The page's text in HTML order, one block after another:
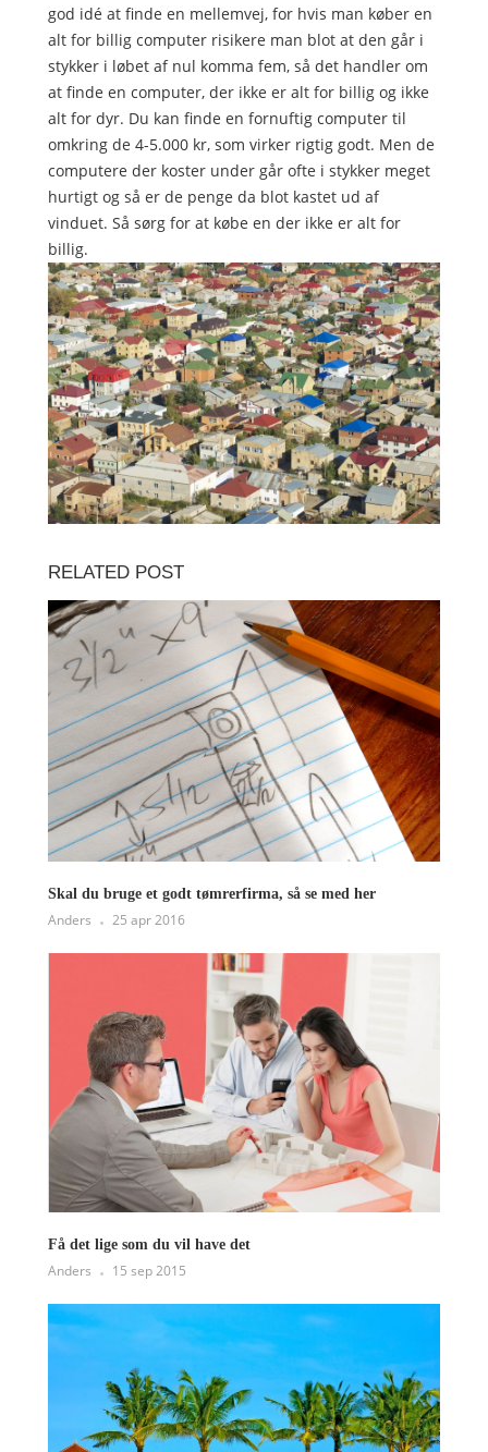
god idé at finde en mellemvej, for hvis man køber en
alt for billig computer risikere man blot at den går i
stykker i løbet af nul komma fem, så det handler om
at finde en computer, der ikke er alt for billig og ikke
alt for dyr. Du kan finde en fornuftig computer til
omkring de 4-5.000 kr, som virker rigtig godt. Men de
computere der koster under går ofte i stykker meget
hurtigt og så er de penge da blot kastet ud af
vinduet. Så sørg for at købe en der ikke er alt for
billig.
RELATED POST
Skal du bruge et godt tømrerfirma, så se med her
Anders 25 apr 2016
Få det lige som du vil have det
Anders 15 sep 2015